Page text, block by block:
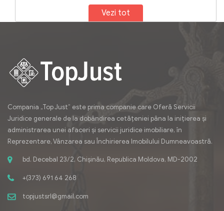
pentru apartamente noi și
proiectul pentru vânzări de apartamente
deSRL „Top Just”.
Un pas spre locul care îți aparține doar
Vezi tot
Compania „Top Just” este prima companie care Oferă Servicii
Juridice generale de la dobândirea cetățeniei pâna la inițierea și
administrarea unei afaceri și servicii juridice imobiliare, în
Reprezentare, Vânzarea sau Închirierea Imobilului Dumneavoastră.
bd. Decebal 23/2, Chișinău, Republica Moldova, MD-2002
+(373) 691 64 268
topjustsrl@gmail.com